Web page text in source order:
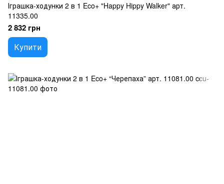
Іграшка-ходунки 2 в 1 Eco+ "Happy Hippy Walker" арт.
11335.00
2 832 грн
Купити